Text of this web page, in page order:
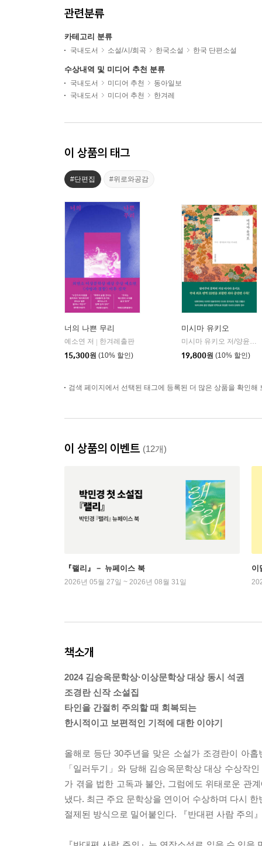
관련분류
카테고리 분류
국내도서 소설/시/희곡 한국소설 한국 단편소설
수상내역 및 미디어 추천 분류
국내도서 미디어 추천
동아일보
국내도서
미디어 추천 한겨레
이 상품의 태그
#단편집 #위로와공감
너의 나쁜 무리
예소연 저
한겨레출판
15,300원 (10% 할인)
미시마 유키오
미시마 유키오 저/양윤옥 역
19,800원 (10% 할인)
검색 페이지에서 선택된 태그에 등록된 더 많은 상품을 확인해
이 상품의 이벤트 (12개)
『랠리』－ 뉴페이스 북
2026년 05월 27일 ~ 2026년 08월 31일
이
책소개
2024 김승옥문학상·이상문학상 대상 동시 석권
조경란 신작 소설집
타인을 간절히 주의할 때 회복되는
한시적이고 보편적인 기적에 대한 이야기
올해로 등단 30주년을 맞은 소설가 조경란이 아
「일러두기」와 당해 김승옥문학상 대상 수상작
가 겪을 법한 고독과 불안, 그럼에도 위태로운 관
냈다. 최근 주요 문학상을 연이어 수상하며 다시
절제된 방식으로 밀어붙인다. 『반대편 사람 주의